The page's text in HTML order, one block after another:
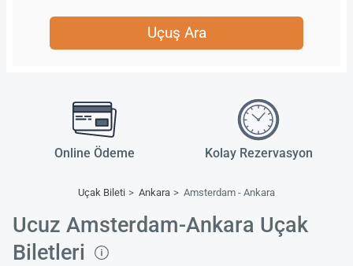
Uçuş Ara
Online Ödeme Kolay Rezervasyon
Uçak Bileti Ankara Amsterdam - Ankara
Ucuz Amsterdam-Ankara Uçak
Biletleri